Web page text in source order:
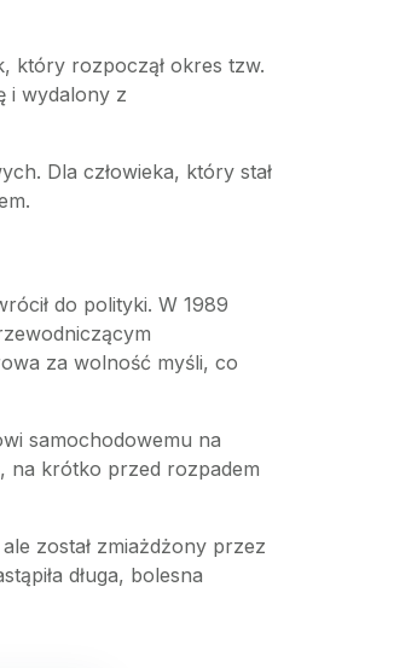
który rozpoczął okres tzw.
i wydalony z
Dla człowieka, który stał
do polityki. W 1989
za wolność myśli, co
samochodowemu na
na krótko przed rozpadem
został zmiażdżony przez
długa, bolesna